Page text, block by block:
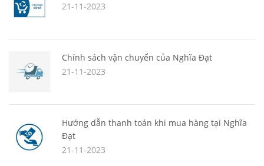
21-11-2023
Chính sách vận chuyển của Nghĩa Đạt
21-11-2023
Hướng dẫn thanh toán khi mua hàng tại Nghĩa
Đạt
21-11-2023